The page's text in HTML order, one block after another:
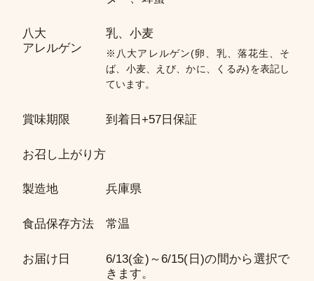
八大
アレルゲン
乳、小麦
※八大アレルゲン(卵、乳、落花生、そ
ば、小麦、えび、かに、くるみ)を表記し
ています。
賞味期限 到着日+57日保証
お召し上がり方
製造地 兵庫県
食品保存方法 常温
お届け日
6/13(金)～6/15(日)の間から選択で
きます。